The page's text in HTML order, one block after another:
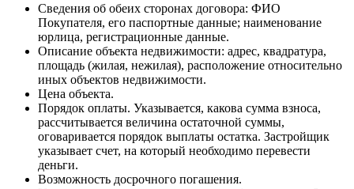
Сведения об обеих сторонах договора: ФИО
Покупателя, его паспортные данные; наименование
юрлица, регистрационные данные.
Описание объекта недвижимости: адрес, квадратура,
площадь (жилая, нежилая), расположение относительно
иных объектов недвижимости.
Цена объекта.
Порядок оплаты. Указывается, какова сумма взноса,
рассчитывается величина остаточной суммы,
оговаривается порядок выплаты остатка. Застройщик
указывает счет, на который необходимо перевести
деньги.
Возможность досрочного погашения.